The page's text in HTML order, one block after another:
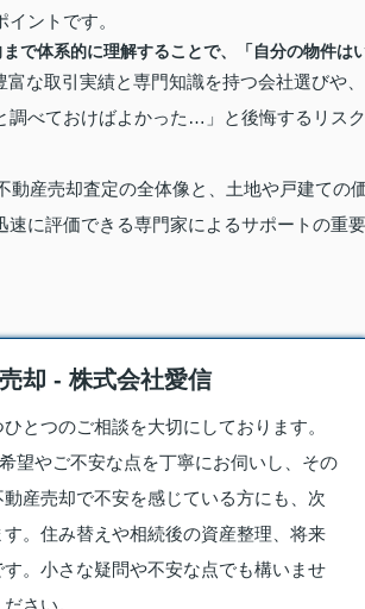
ントです。
で体系的に理解することで、「自分の物件は
富な取引実績と専門知識を持つ会社選びや、
調べておけばよかった…」と後悔するリスク
動産売却査定の全体像と、土地や戸建ての
に評価できる専門家によるサポートの重要
却 - 株式会社愛信
とつのご相談を大切にしております。
望やご不安な点を丁寧にお伺いし、その
産売却で不安を感じている方にも、次
。住み替えや相続後の資産整理、将来
。小さな疑問や不安な点でも構いませ
さい。